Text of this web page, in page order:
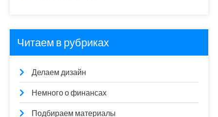
Читаем в рубриках
Делаем дизайн
Немного о финансах
Подбираем материалы